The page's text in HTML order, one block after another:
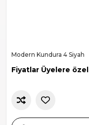
Modern Kundura 4 Siyah
Fiyatlar Üyelere özel